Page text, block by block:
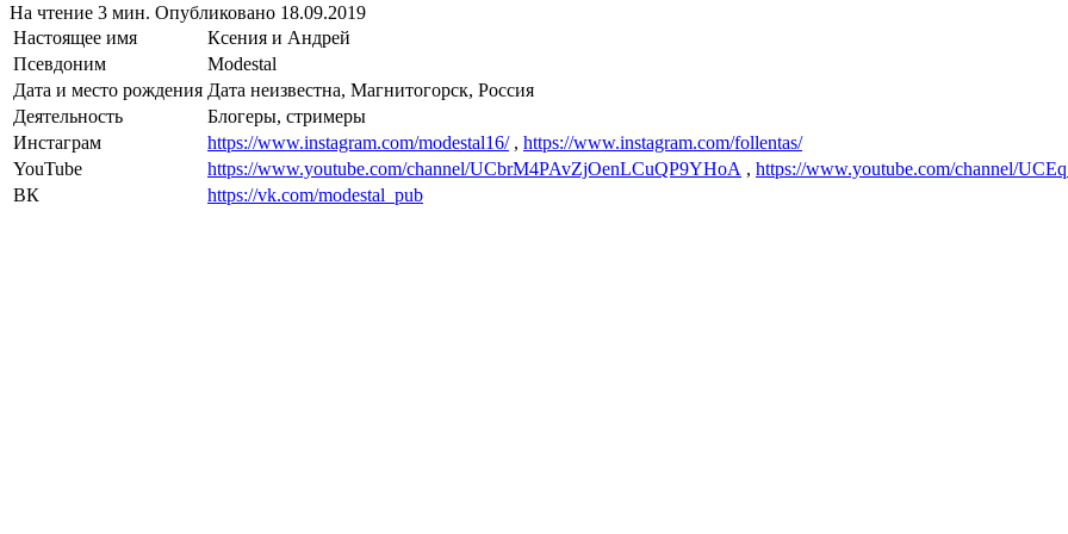
На чтение 3 мин. Опубликовано 18.09.2019
Настоящее имя
Ксения и Андрей
Псевдоним
Modestal
Дата и место рождения Дата неизвестна, Магнитогорск, Россия
Деятельность
Блогеры, стримеры
Инстаграм
https://www.instagram.com/modestal16/, https://www.instagram.com/follentas/
YouTube
https://www.youtube.com/channel/UCbrM4PAvZjOenLCuQP9YHoA , https://www.youtube.com/channel/
ВК
https://vk.com/modestal_pub